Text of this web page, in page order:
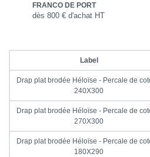
FRANCO DE PORT
dès 800 € d'achat HT
Label
Drap plat brodée Héloïse - Percale de
240X300
Drap plat brodée Héloïse - Percale de
270X300
Drap plat brodée Héloïse - Percale de
180X290